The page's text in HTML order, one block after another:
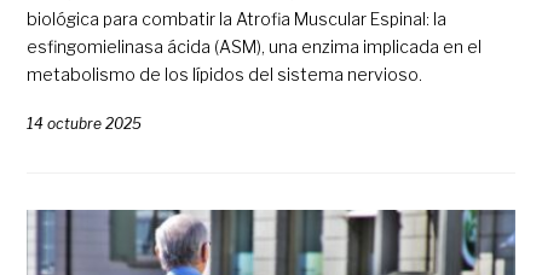
biológica para combatir la Atrofia Muscular Espinal: la
esfingomielinasa ácida (ASM), una enzima implicada en el
metabolismo de los lípidos del sistema nervioso.
14 octubre 2025